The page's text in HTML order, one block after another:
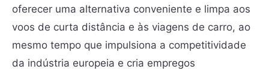
oferecer uma alternativa conveniente e limpa aos
voos de curta distância e às viagens de carro, ao
mesmo tempo que impulsiona a competitividade
da indústria europeia e cria empregos